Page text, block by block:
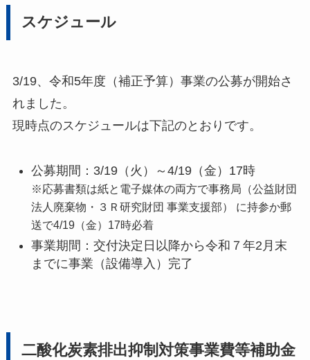
スケジュール
3/19、令和5年度（補正予算）事業の公募が開始さ
れました。
現時点のスケジュールは下記のとおりです。
公募期間：3/19（火）～4/19（金）17時
※応募書類は紙と電子媒体の両方で事務局（公益財団
法人廃棄物・３Ｒ研究財団 事業支援部） に持参か郵
送で4/19（金）17時必着
事業期間：交付決定日以降から令和７年2月末
までに事業（設備導入）完了
二酸化炭素排出抑制対策事業費等補助金